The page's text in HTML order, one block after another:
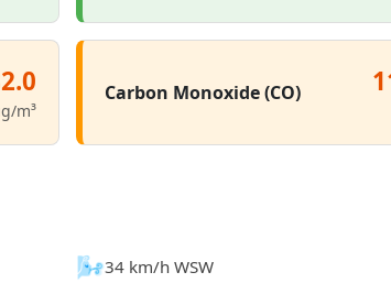
m³
Carbon Monoxide (CO)
🌬️34 km/h WSW